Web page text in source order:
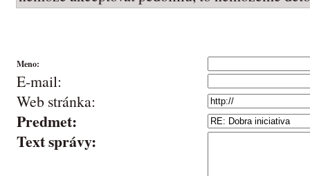
Meno:
E-mail:
Web stránka:
Predmet:
Text správy: